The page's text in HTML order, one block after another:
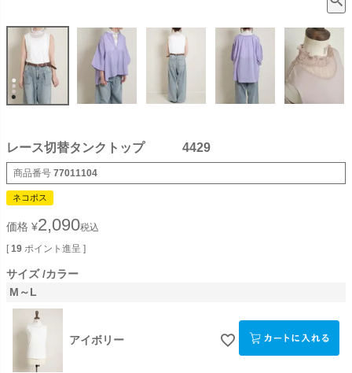
レース切替タンクトップ 4429
商品番号 77011104
ネコポス
価格 ¥2,090税込
[ 19 ポイント進呈 ]
サイズ カラー
M～L
アイボリー